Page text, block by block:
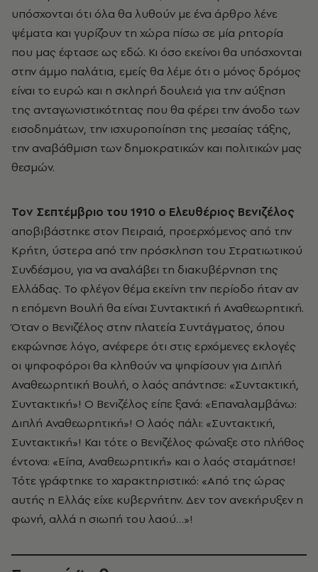
υπόσχονται ότι όλα θα λυθούν με ένα άρθρο λένε
ψέματα και γυρίζουν τη χώρα πίσω σε μία ρητορία
που μας έφτασε ως εδώ. Κι όσο εκείνοι θα υπόσχονται
στην άμμο παλάτια, εμείς θα λέμε ότι ο μόνος δρόμος
είναι το ευρώ και η σκληρή δουλειά για την αύξηση
της ανταγωνιστικότητας που θα φέρει την άνοδο των
εισοδημάτων, την ισχυροποίηση της μεσαίας τάξης,
την αναβάθμιση των δημοκρατικών και πολιτικών μας
θεσμών.
Τον Σεπτέμβριο του 1910 ο Ελευθέριος Βενιζέλος
αποβιβάστηκε στον Πειραιά, προερχόμενος από την
Κρήτη, ύστερα από την πρόσκληση του Στρατιωτικού
Συνδέσμου, για να αναλάβει τη διακυβέρνηση της
Ελλάδας. Το φλέγον θέμα εκείνη την περίοδο ήταν αν
η επόμενη Βουλή θα είναι Συντακτική ή Αναθεωρητική.
Όταν ο Βενιζέλος στην πλατεία Συντάγματος, όπου
εκφώνησε λόγο, ανέφερε ότι στις ερχόμενες εκλογές
οι ψηφοφόροι θα κληθούν να ψηφίσουν για Διπλή
Αναθεωρητική Βουλή, ο λαός απάντησε: «Συντακτική,
Συντακτική»! Ο Βενιζέλος είπε ξανά: «Επαναλαμβάνω:
Διπλή Αναθεωρητική»! Ο λαός πάλι: «Συντακτική,
Συντακτική»! Και τότε ο Βενιζέλος φώναξε στο πλήθος
έντονα: «Είπα, Αναθεωρητική» και ο λαός σταμάτησε!
Τότε γράφτηκε το χαρακτηριστικό: «Από της ώρας
αυτής η Ελλάς είχε κυβερνήτην. Δεν τον ανεκήρυξεν η
φωνή, αλλά η σιωπή του λαού…»!